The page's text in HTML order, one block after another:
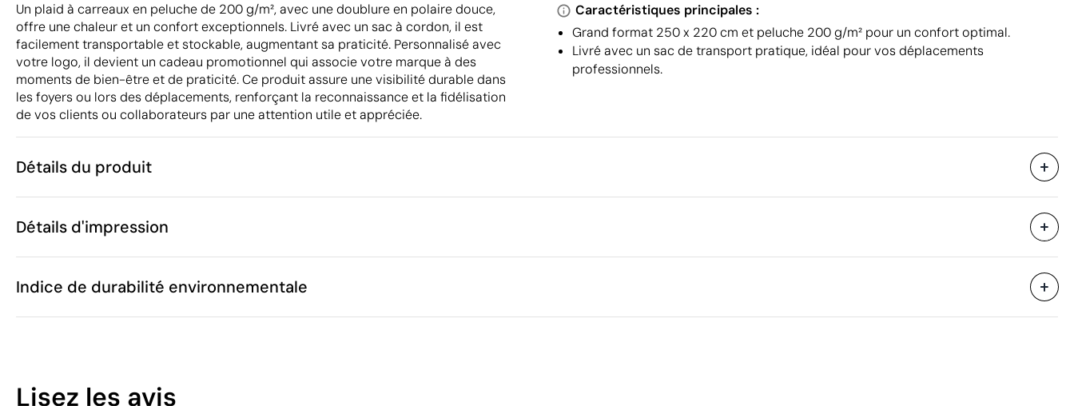
Un plaid à carreaux en peluche de 200 g/m², avec une doublure en polaire douce,
offre une chaleur et un confort exceptionnels. Livré avec un sac à cordon, il est
facilement transportable et stockable, augmentant sa praticité. Personnalisé avec
votre logo, il devient un cadeau promotionnel qui associe votre marque à des
moments de bien-être et de praticité. Ce produit assure une visibilité durable dans
les foyers ou lors des déplacements, renforçant la reconnaissance et la fidélisation
de vos clients ou collaborateurs par une attention utile et appréciée.
Caractéristiques principales :
Grand format 250 x 220 cm et peluche 200 g/m² pour un confort optimal.
Livré avec un sac de transport pratique, idéal pour vos déplacements
professionnels.
Détails du produit
Caractéristiques
Code du produit
Poids
1100 g
Matière
100% Tissu polaire
Pays d'envoi
Emballage
Quantité par boîte
12 unités
Détails d'impression
Indice de durabilité environnementale
Lisez les avis